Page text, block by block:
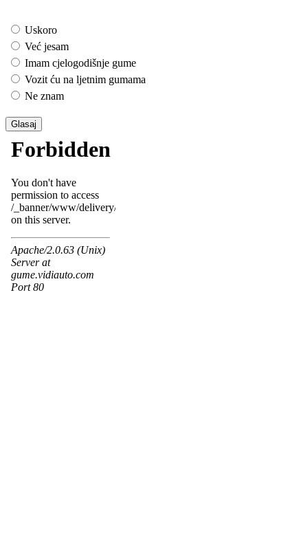
Uskoro
Već jesam
Imam cjelogodišnje gume
Vozit ću na ljetnim gumama
Ne znam